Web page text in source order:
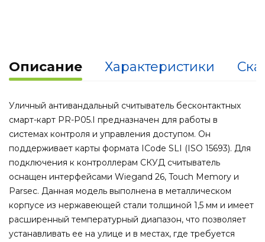
Описание Характеристики
Уличный антивандальный считыватель бесконтактных
смарт-карт PR-P05.I предназначен для работы в
системах контроля и управления доступом. Он
поддерживает карты формата ICode SLI (ISO 15693). Для
подключения к контроллерам СКУД считыватель
оснащен интерфейсами Wiegand 26, Touch Memory и
Parsec. Данная модель выполнена в металлическом
корпусе из нержавеющей стали толщиной 1,5 мм и имеет
расширенный температурный диапазон, что позволяет
устанавливать ее на улице и в местах, где требуется